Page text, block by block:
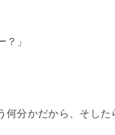
」
何分かだから、そした